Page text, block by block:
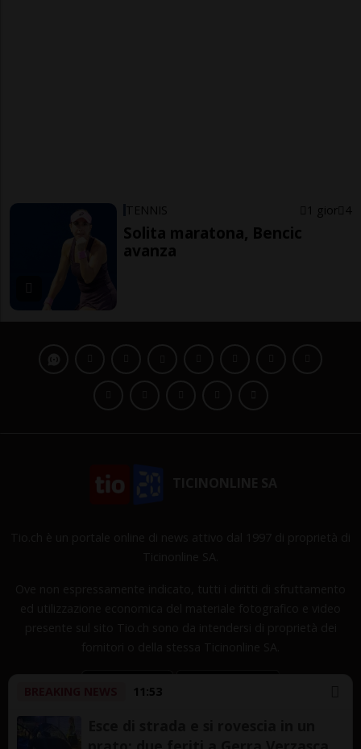
11:53
TENNIS 1 gior 4
Solita maratona, Bencic
avanza